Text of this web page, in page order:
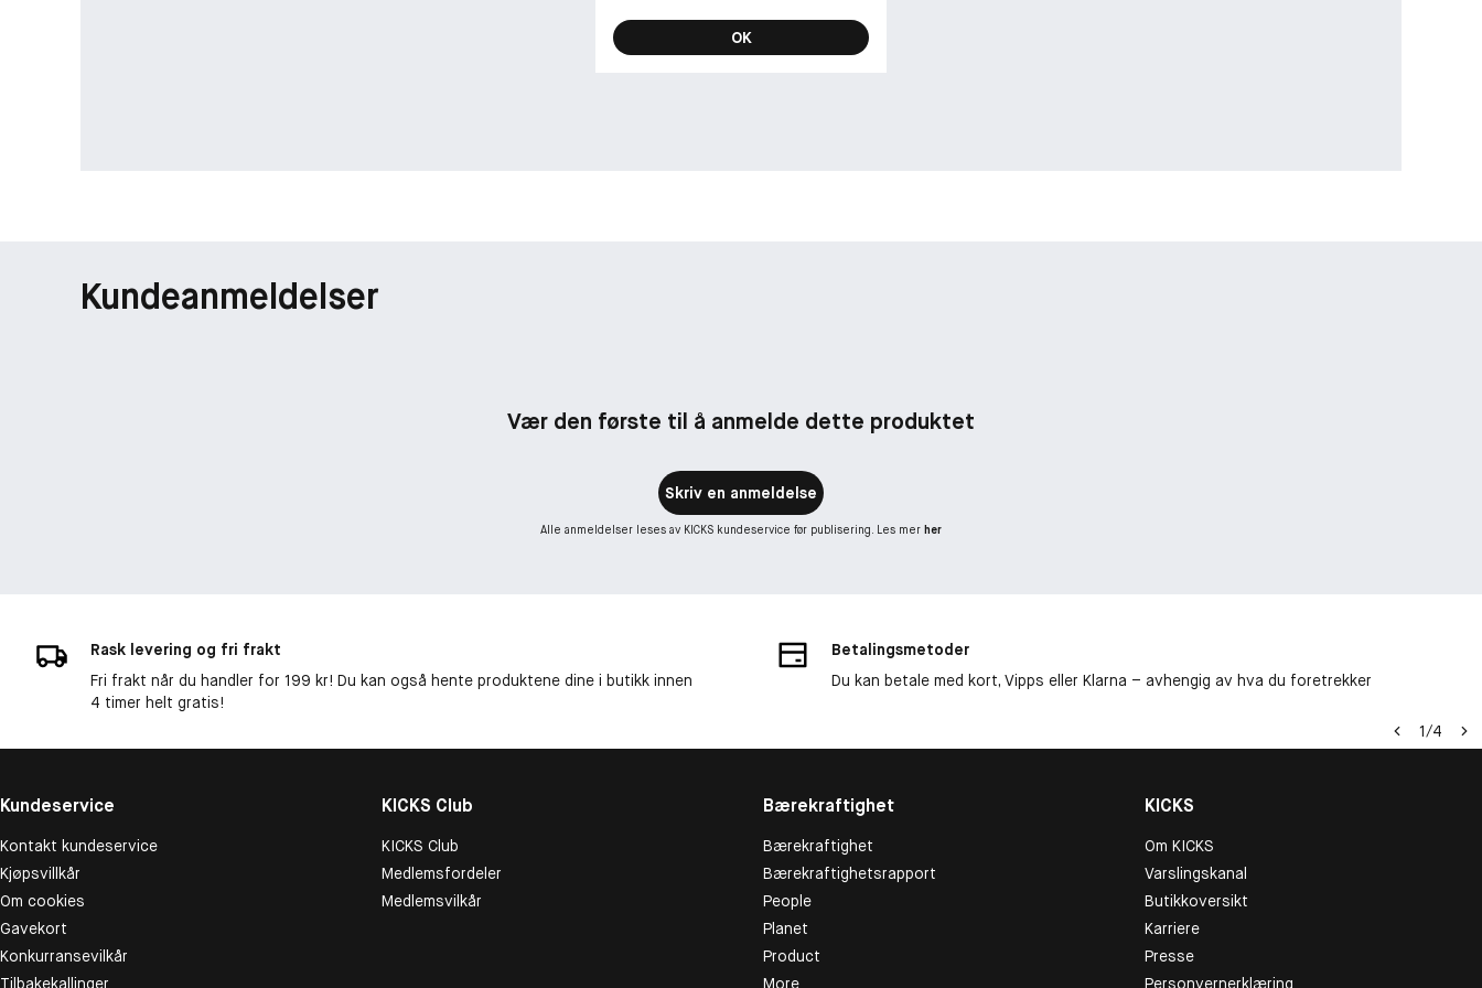
OK
Kundeanmeldelser
Vær den første til å anmelde dette produktet
Skriv en anmeldelse
Alle anmeldelser leses av KICKS kundeservice før publisering. Les mer her
Rask levering og fri frakt
Fri frakt når du handler for 199 kr! Du kan også hente produktene dine i butikk innen
4 timer helt gratis!
Betalingsmetoder
Du kan betale med kort, Vipps eller Klarna – avhengig av hva du foretrekker
1/4
Kundeservice
Kontakt kundeservice
Kjøpsvillkår
Om cookies
Gavekort
Konkurransevilkår
Tilbakekallinger
KICKS Club
KICKS Club
Medlemsfordeler
Medlemsvilkår
Bærekraftighet
Bærekraftighet
Bærekraftighetsrapport
People
Planet
Product
More
KICKS
Om KICKS
Varslingskanal
Butikkoversikt
Karriere
Presse
Personvernerklæring